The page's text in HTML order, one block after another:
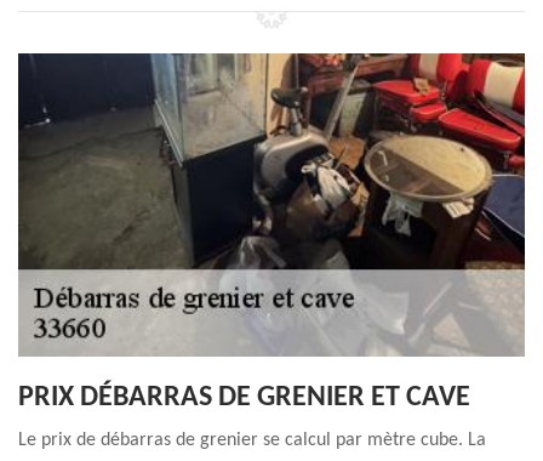
PRIX DÉBARRAS DE GRENIER ET CAVE
Le prix de débarras de grenier se calcul par mètre cube. La